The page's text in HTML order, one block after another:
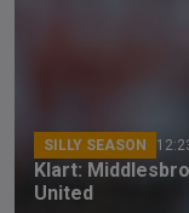
SILLY SEASON
Klart:
United